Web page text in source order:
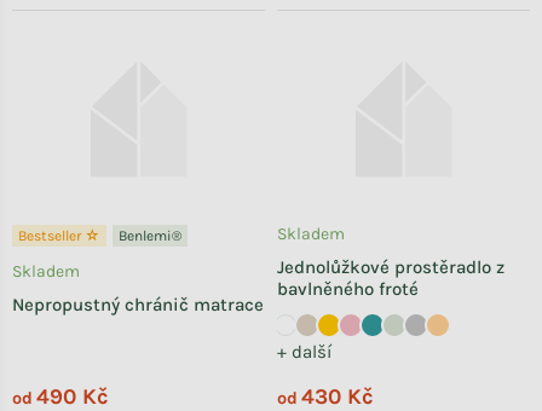
Bestseller ☆ Benlemi®
Nepropustný chránič matrace
Skladem
od 490 Kč
Jednolůžkové prostěradlo z
bavlněného froté
+ další
Skladem
od 430 Kč